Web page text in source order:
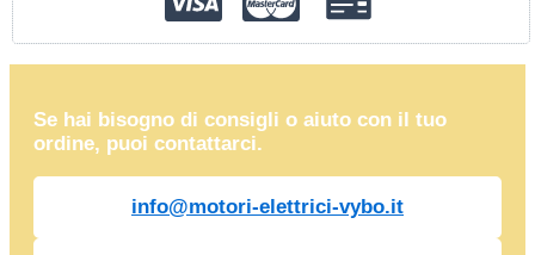
Se hai bisogno di consigli o aiuto con il tuo
ordine, puoi contattarci.
info@motori-elettrici-vybo.it